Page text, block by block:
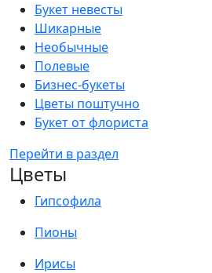
Букет невесты
Шикарные
Необычные
Полевые
Бизнес-букеты
Цветы поштучно
Букет от флориста
Перейти в раздел
Цветы
Гипсофила
Пионы
Ирисы